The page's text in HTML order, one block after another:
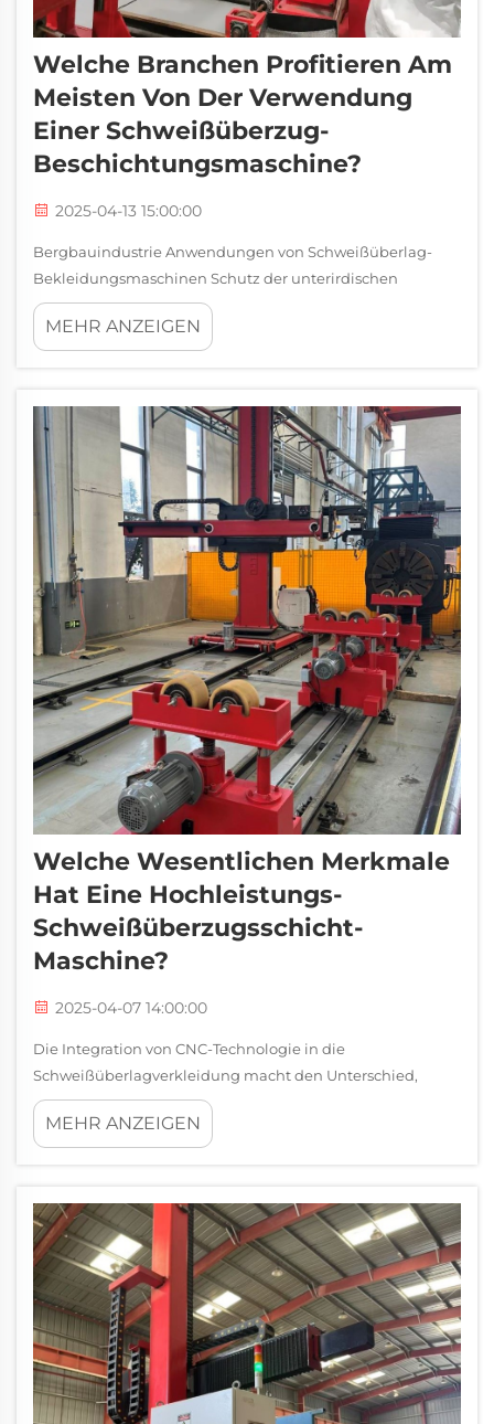
Welche Branchen Profitieren Am
Meisten Von Der Verwendung
Einer Schweißüberzug-
Beschichtungsmaschine?
2025-04-13 15:00:00
Bergbauindustrie Anwendungen von Schweißüberlag-
Bekleidungsmaschinen Schutz der unterirdischen
Bergbau-Ausrüstung vor Korrosion Schweißüberlag-
Bekleidungsmaschinen helfen, die Lebensdauer der
MEHR ANZEIGEN
Welche Wesentlichen Merkmale
Hat Eine Hochleistungs-
Schweißüberzugsschicht-
Maschine?
2025-04-07 14:00:00
Die Integration von CNC-Technologie in die
Schweißüberlagverkleidung macht den Unterschied,
wenn es darum geht, diese engen Toleranzen richtig zu
erreichen. Mit CNC am Werk, Operato...
MEHR ANZEIGEN